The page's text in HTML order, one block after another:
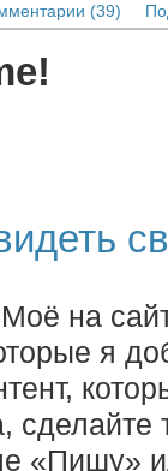
(39)
на
я
«Пишу»